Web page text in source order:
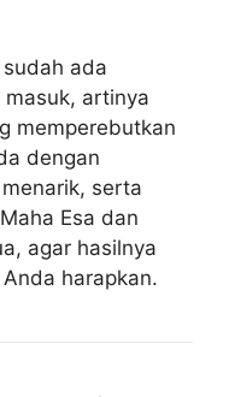
ada
masuk, artinya
memperebutkan
dengan
serta
Esa dan
agar hasilnya
harapkan.